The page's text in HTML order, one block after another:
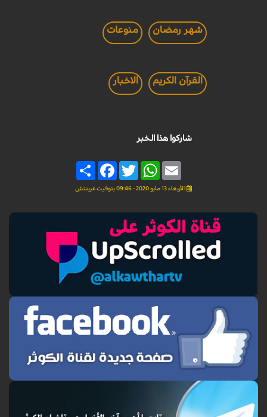
شهر رمضان منوعات
القرآن الكريم الاخبار
شاركوا هذا الخبر
Share
FacebookTwitter
WhatsAppEmail
الأربعاء 13 مايو 2020 - 09:46 بتوقيت غرينتش